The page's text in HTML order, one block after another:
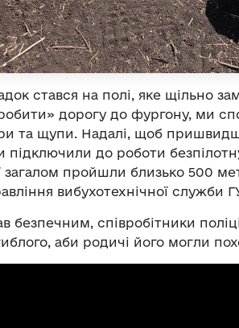
стався на полі, яке щільно
дорогу до фургону, ми
та щупи. Надалі, щоб
підключили до роботи
пройшли близько 500
вибухотехнічної служби
безпечним, співробітники
аби родичі його могли